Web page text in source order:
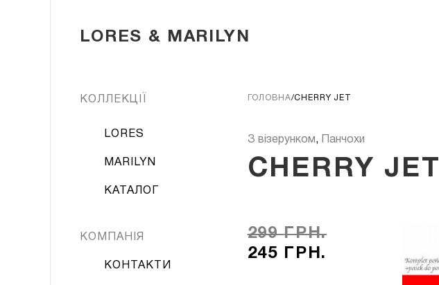
LORES & MARILYN
КОЛЛЕКЦІЇ
LORES
MARILYN
КАТАЛОГ
КОМПАНІЯ
КОНТАКТИ
ГОЛОВНА CHERRY JET
З візерунком , Панчохи
CHERRY JET
299ГРН.
245
ГРН.